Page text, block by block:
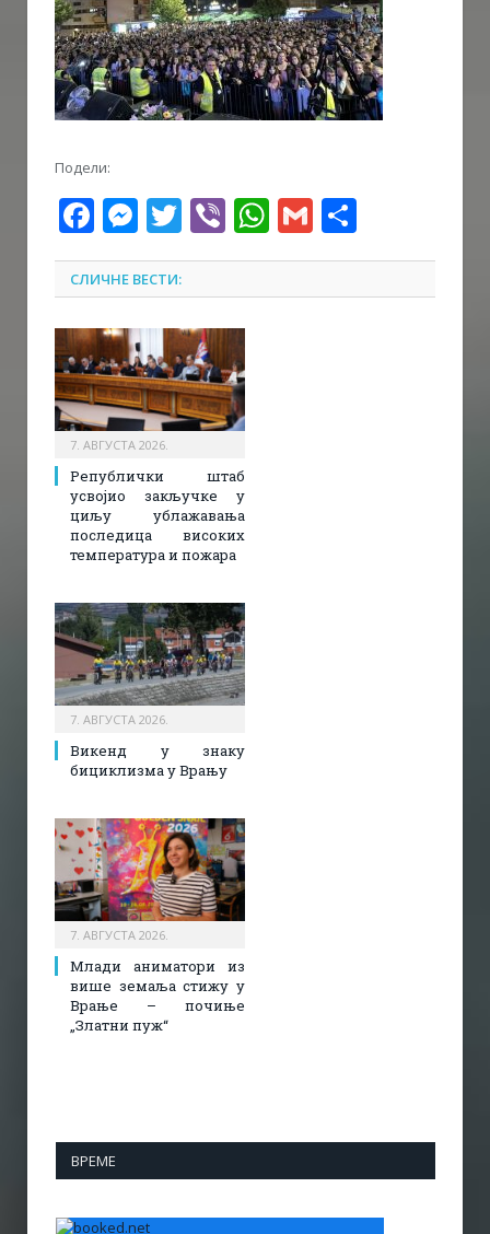
Подели:
Facebook
Messenger
Twitter
ViberWhatsApp
Gmail
СЛИЧНЕ ВЕСТИ:
7. АВГУСТА 2026.
Републички штаб
усвојио закључке у
циљу ублажавања
последица високих
температура и пожара​
7. АВГУСТА 2026.
Викенд у знаку
бициклизма у Врању
7. АВГУСТА 2026.
Млади аниматори из
више земаља стижу у
Врање – почиње
„Златни пуж“
ВРЕМЕ